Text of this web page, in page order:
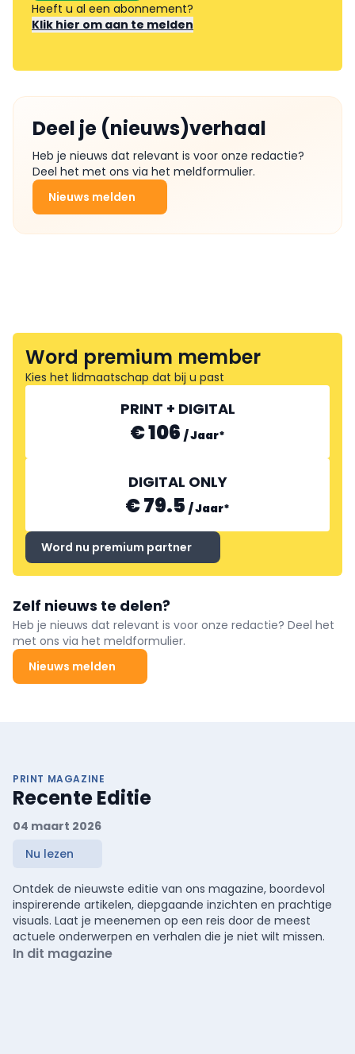
Heeft u al een abonnement?
Klik hier om aan te melden
Deel je (nieuws)verhaal
Heb je nieuws dat relevant is voor onze redactie?
Deel het met ons via het meldformulier.
Nieuws melden
Word premium member
Kies het lidmaatschap dat bij u past
PRINT + DIGITAL
€ 106 /Jaar*
DIGITAL ONLY
€ 79.5 /Jaar*
Word nu premium partner
Zelf nieuws te delen?
Heb je nieuws dat relevant is voor onze redactie? Deel het
met ons via het meldformulier.
Nieuws melden
PRINT MAGAZINE
Recente Editie
04 maart 2026
Nu lezen
Ontdek de nieuwste editie van ons magazine, boordevol
inspirerende artikelen, diepgaande inzichten en prachtige
visuals. Laat je meenemen op een reis door de meest
actuele onderwerpen en verhalen die je niet wilt missen.
In dit magazine